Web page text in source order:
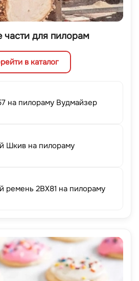
части для пилорам
в каталог
на пилораму Вудмайзер
Шкив на пилораму
ремень 2BX81 на пилораму